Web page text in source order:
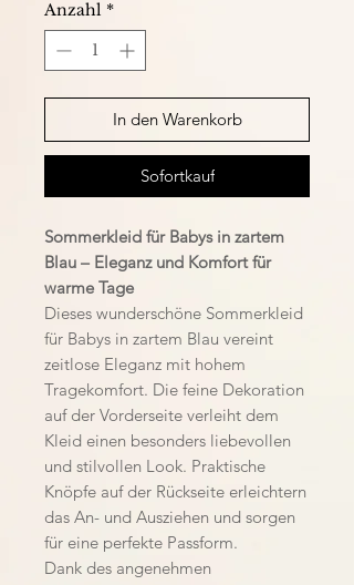
Anzahl *
In den Warenkorb
Sofortkauf
Sommerkleid für Babys in zartem
Blau – Eleganz und Komfort für
warme Tage
Dieses wunderschöne Sommerkleid
für Babys in zartem Blau vereint
zeitlose Eleganz mit hohem
Tragekomfort. Die feine Dekoration
auf der Vorderseite verleiht dem
Kleid einen besonders liebevollen
und stilvollen Look. Praktische
Knöpfe auf der Rückseite erleichtern
das An- und Ausziehen und sorgen
für eine perfekte Passform.
Dank des angenehmen